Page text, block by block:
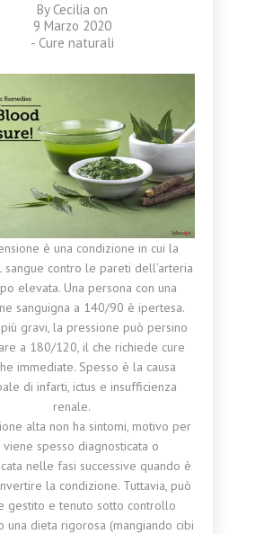
By Cecilia on
9 Marzo 2020
- Cure naturali
è una condizione in cui la
contro le pareti dell’arteria
elevata. Una persona con una
sanguigna a 140/90 è ipertesa.
gravi, la pressione può persino
a 180/120, il che richiede cure
immediate. Spesso è la causa
di infarti, ictus e insufficienza
renale.
alta non ha sintomi, motivo per
viene spesso diagnosticata o
nelle fasi successive quando è
la condizione. Tuttavia, può
gestito e tenuto sotto controllo
una dieta rigorosa (mangiando cibi